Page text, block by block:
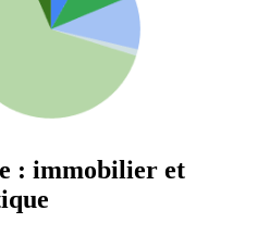
: immobilier et